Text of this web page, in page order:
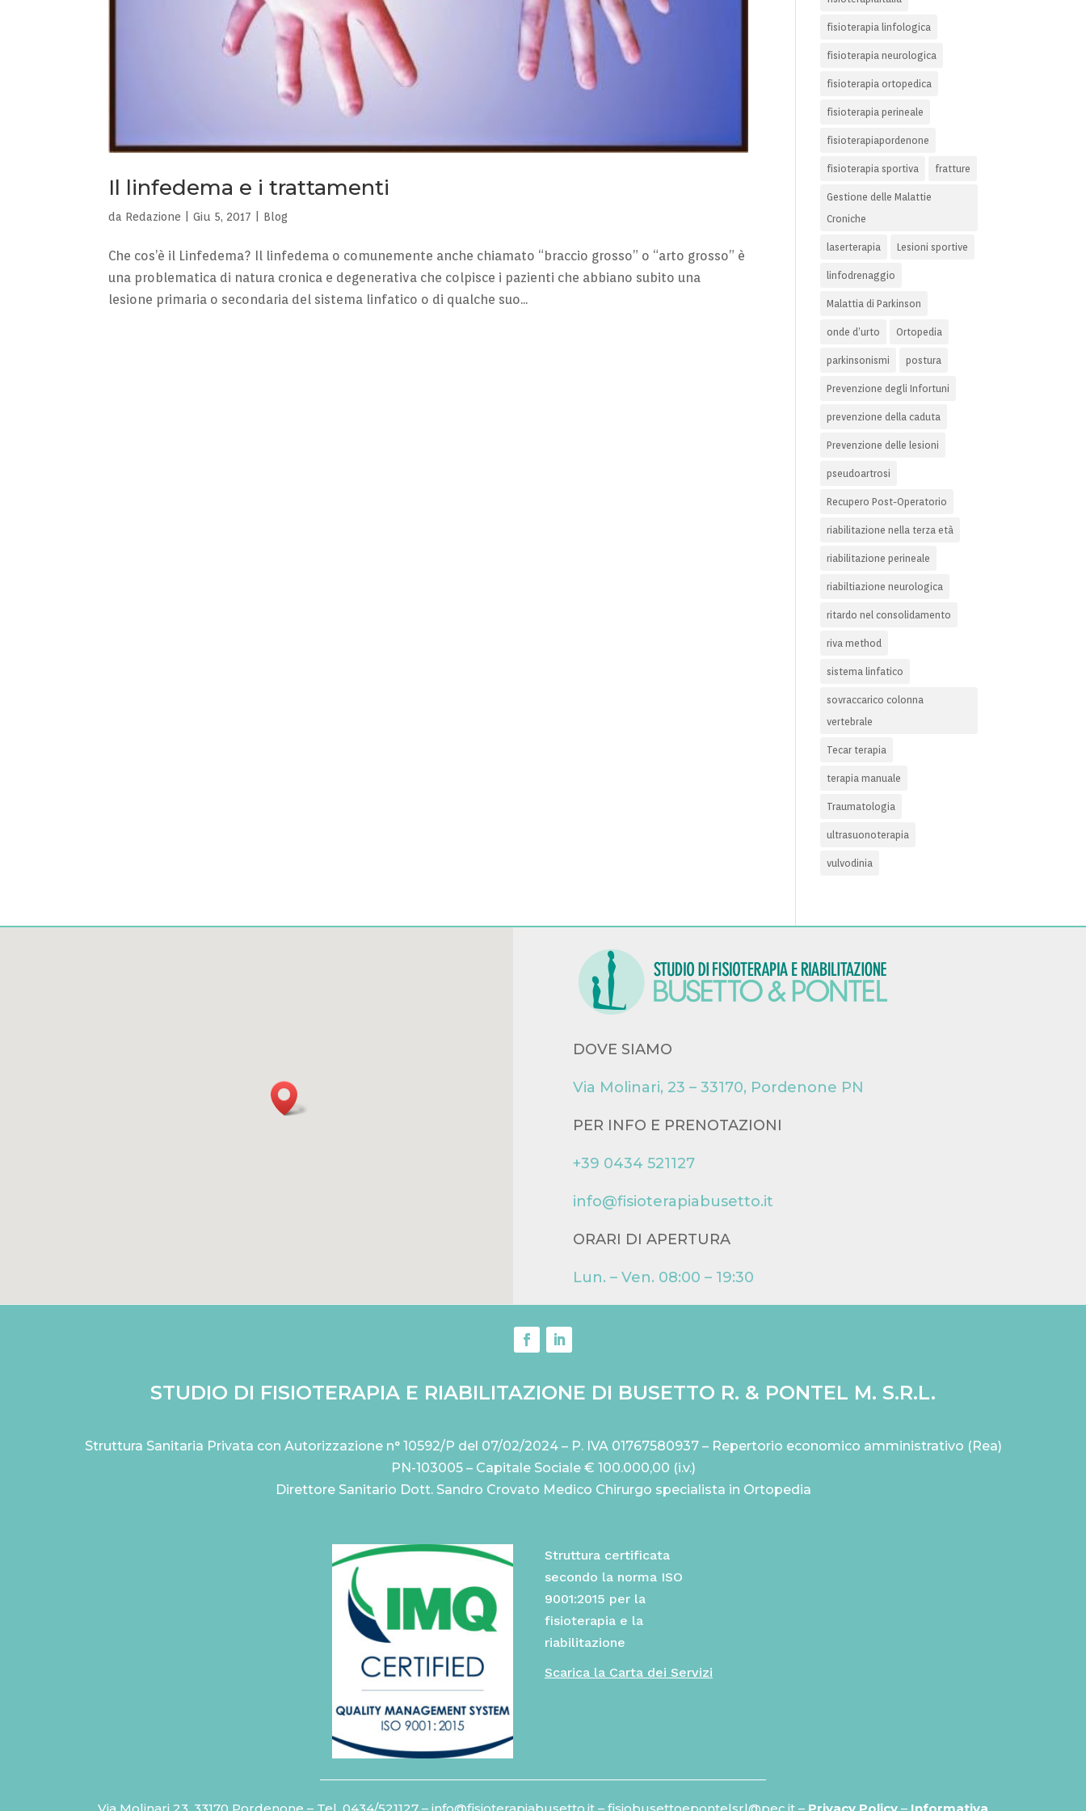
Il linfedema e i trattamenti
da Redazione |Giu 5, 2017 Blog
Che cos’è il Linfedema? Il linfedema o comunemente anche chiamato “braccio grosso” o “arto grosso” è
una problematica di natura cronica e degenerativa che colpisce i pazienti che abbiano subito una
lesione primaria o secondaria del sistema linfatico o di qualche suo...
fisioterapia linfologica
fisioterapia neurologica
fisioterapia ortopedica
fisioterapia perineale
fisioterapiapordenone
fisioterapia sportiva fratture
Gestione delle Malattie
Croniche
laserterapia Lesioni sportive
linfodrenaggio
Malattia di Parkinson
onde d’urto Ortopedia
parkinsonismi postura
Prevenzione degli Infortuni
prevenzione della caduta
Prevenzione delle lesioni
pseudoartrosi
Recupero Post-Operatorio
riabilitazione nella terza età
riabilitazione perineale
riabiltiazione neurologica
ritardo nel consolidamento
riva method
sistema linfatico
sovraccarico colonna
vertebrale
Tecar terapia
terapia manuale
Traumatologia
ultrasuonoterapia
vulvodinia
DOVE SIAMO
Via Molinari, 23 – 33170, Pordenone PN
PER INFO E PRENOTAZIONI
+39 0434 521127
info@fisioterapiabusetto.it
ORARI DI APERTURA
Lun. – Ven. 08:00 – 19:30
STUDIO DI FISIOTERAPIA E RIABILITAZIONE DI BUSETTO R. & PONTEL M. S.R.L.
Struttura Sanitaria Privata con Autorizzazione n° 10592/P del 07/02/2024 – P. IVA 01767580937 – Repertorio economico amministrativo (Rea)
PN-103005 – Capitale Sociale € 100.000,00 (i.v.)
Direttore Sanitario Dott. Sandro Crovato Medico Chirurgo specialista in Ortopedia
Struttura certificata
secondo la norma ISO
9001:2015 per la
fisioterapia e la
riabilitazione
Scarica la Carta dei Servizi